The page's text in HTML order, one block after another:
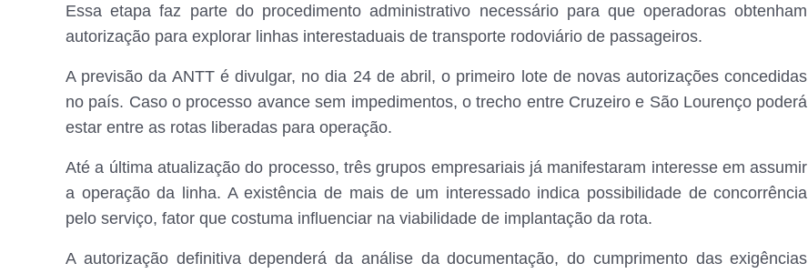
Essa etapa faz parte do procedimento administrativo necessário para que operadoras obtenham
autorização para explorar linhas interestaduais de transporte rodoviário de passageiros.
A previsão da ANTT é divulgar, no dia 24 de abril, o primeiro lote de novas autorizações concedidas
no país. Caso o processo avance sem impedimentos, o trecho entre Cruzeiro e São Lourenço poderá
estar entre as rotas liberadas para operação.
Até a última atualização do processo, três grupos empresariais já manifestaram interesse em assumir
a operação da linha. A existência de mais de um interessado indica possibilidade de concorrência
pelo serviço, fator que costuma influenciar na viabilidade de implantação da rota.
A autorização definitiva dependerá da análise da documentação, do cumprimento das exigências